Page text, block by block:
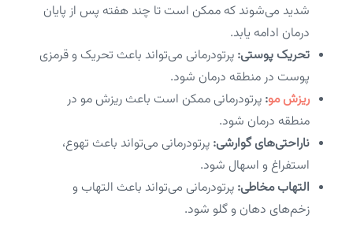
شدید می‌شوند که ممکن است تا چند هفته پس از پایان
درمان ادامه یابد.
تحریک پوستی: پرتودرمانی می‌تواند باعث تحریک و قرمزی
پوست در منطقه درمان شود.
ریزش مو: پرتودرمانی ممکن است باعث ریزش مو در
منطقه درمان شود.
ناراحتی‌های گوارشی: پرتودرمانی می‌تواند باعث تهوع،
استفراغ و اسهال شود.
التهاب مخاطی: پرتودرمانی می‌تواند باعث التهاب و
زخم‌های دهان و گلو شود.